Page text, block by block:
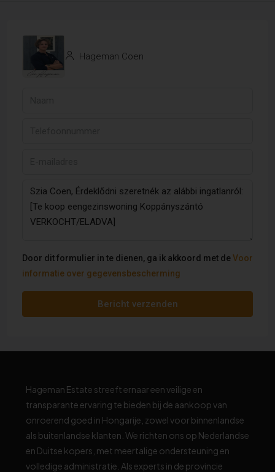
Hageman Coen
Door dit formulier in te dienen, ga ik akkoord met deVoor
informatie over gegevensbescherming
Bericht verzenden
Hageman Estate streeft ernaar een veilige en
transparante ervaring te bieden bij de aankoop van
onroerend goed in Hongarije, zowel voor binnenlandse
als buitenlandse klanten. We richten ons op Nederlandse
en Duitse kopers, met meertalige ondersteuning en
volledige administratie. Als experts in de provincie